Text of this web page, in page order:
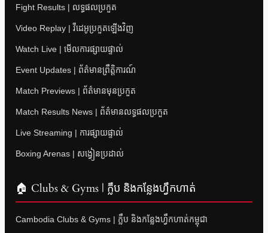
Fight Results | លទ្ធផលប្រកួត
Video Replay | វីដេអូប្រកួតឡើងវិញ
Watch Live | មើលការផ្សាយផ្ទាល់
Event Updates | ព័ត៌មានព្រឹត្តិការណ៍
Match Previews | ព័ត៌មានមុនប្រកួត
Match Results News | ព័ត៌មានលទ្ធផលប្រកួត
Live Streaming | ការផ្សាយផ្ទាល់
Boxing Arenas | សង្វៀនប្រដាល់
🏠 Clubs & Gyms | ក្លឹប និងកន្លែងហ្វឹកហាត់
Cambodia Clubs & Gyms | ក្លឹប និងកន្លែងហ្វឹកហាត់កម្ពុជា